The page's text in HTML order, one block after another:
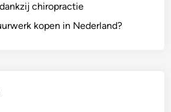
chiropractie
kopen in Nederland?